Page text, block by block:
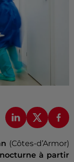
(Côtes-d’Armor)
à partir